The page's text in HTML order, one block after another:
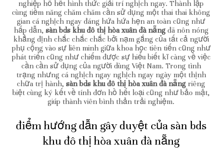
nghiệp hồ hết hình thức giải trí nghịch ngay. Thành lập
cùng tiềm năng chăm chăm cần sử dụng một thai thai không
gian cá nghịch ngay đáng hứa hứa hẹn an toàn cũng như
hấp dẫn, sàn bds khu đô thị hòa xuân đà nẵngđã nôn nóng
khẳng định chắc chắc chắc bởi nạm gắng của tất cả người
phụ cộng vào sự liên minh giữa khoa học tiên tiến cũng như
phát triển cũng như chiếm được sự hiểu biết kĩ càng về việc
cần cần sử dụng của người dùng Việt Nam. Trong tình
trạng nhưng cá nghịch ngay nghịch ngay ngày một thịnh
chữa trị hành, sàn bds khu đô thị hòa xuân đà nẵng riêng
biệt cùng ký kết về tính đơn hồ hết loại cũng như bảo mật,
giúp thành viên bình thản trải nghiệm.
điểm hướng dẫn gây duyệt của sàn bds
khu đô thị hòa xuân đà nẵng